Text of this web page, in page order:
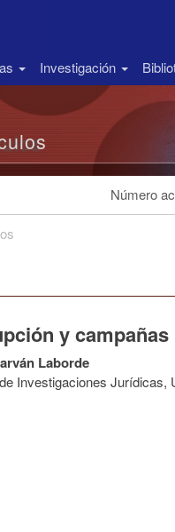
Investigación
Número
y campañas
Laborde
Investigaciones